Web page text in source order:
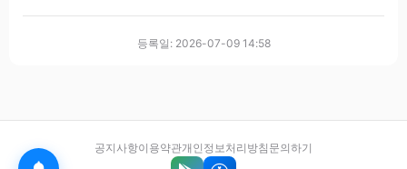
등록일: 2026-07-09 14:58
공지사항이용약관개인정보처리방침 문의하기